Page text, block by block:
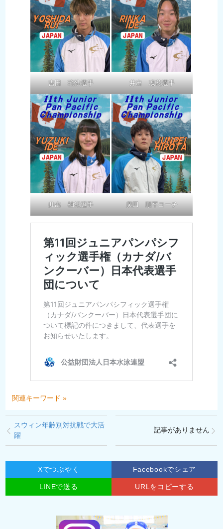
吉田 琉惟選手 井出 凜花選手
井出 柚紀選手 廣田 順平コーチ
関連キーワード »
スウィン年齢別対抗戦で大活
躍
記事がありません
Xでつぶやく Facebookでシェア
LINEで送る URLをコピーする